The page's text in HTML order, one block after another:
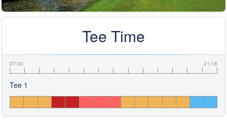
Tee Time
07:00 21:18
Tee 1